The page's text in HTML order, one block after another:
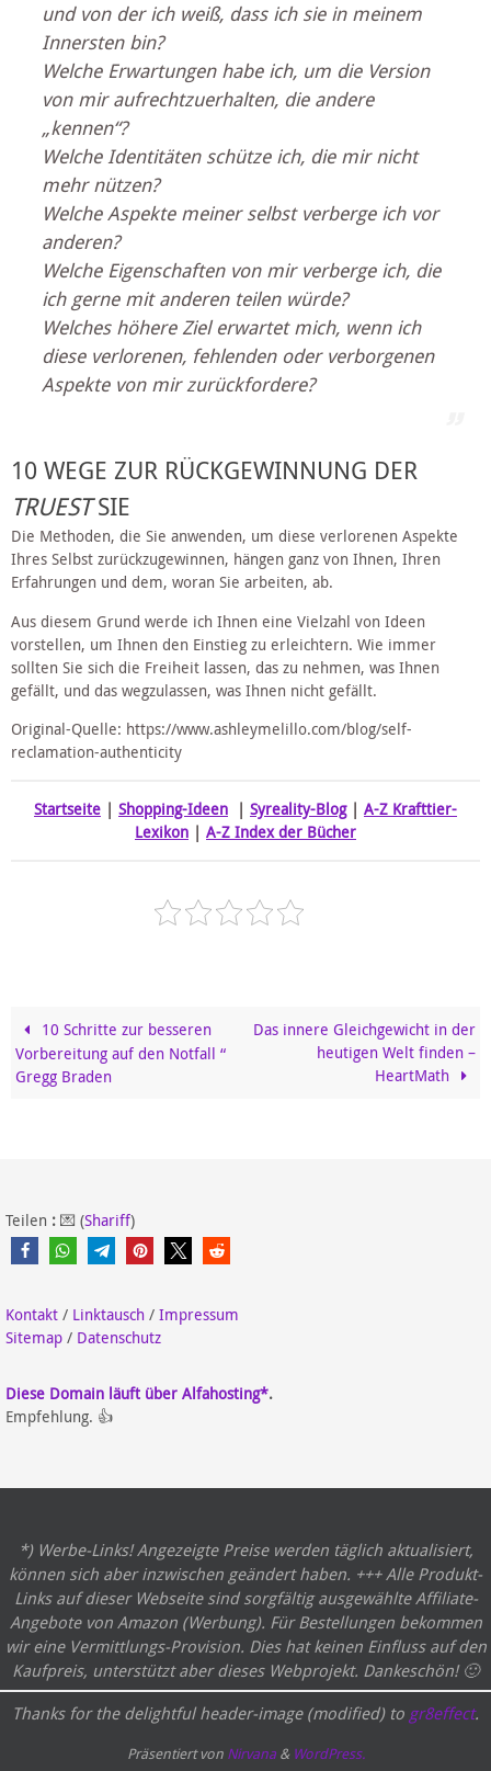
und von der ich weiß, dass ich sie in meinem
Innersten bin?
Welche Erwartungen habe ich, um die Version
von mir aufrechtzuerhalten, die andere
„kennen“?
Welche Identitäten schütze ich, die mir nicht
mehr nützen?
Welche Aspekte meiner selbst verberge ich vor
anderen?
Welche Eigenschaften von mir verberge ich, die
ich gerne mit anderen teilen würde?
Welches höhere Ziel erwartet mich, wenn ich
diese verlorenen, fehlenden oder verborgenen
Aspekte von mir zurückfordere?
TRUEST SIE
Die Methoden, die Sie anwenden, um diese verlorenen Aspekte
Ihres Selbst zurückzugewinnen, hängen ganz von Ihnen, Ihren
Erfahrungen und dem, woran Sie arbeiten, ab.
Aus diesem Grund werde ich Ihnen eine Vielzahl von Ideen
vorstellen, um Ihnen den Einstieg zu erleichtern. Wie immer
sollten Sie sich die Freiheit lassen, das zu nehmen, was Ihnen
gefällt, und das wegzulassen, was Ihnen nicht gefällt.
Original-Quelle: https://www.ashleymelillo.com/blog/self-
reclamation-authenticity
Startseite | Shopping-Ideen | Syreality-Blog| A-Z Krafttier-
Lexikon | A-Z Index der Bücher
10 Schritte zur besseren
Vorbereitung auf den Notfall “
Gregg Braden
Das innere Gleichgewicht in der
heutigen Welt finden –
HeartMath
Teilen : 💌 (Shariff)
Kontakt / Linktausch / Impressum
Sitemap / Datenschutz
Diese Domain läuft über Alfahosting*.
Empfehlung. 👍
*) Werbe-Links! Angezeigte Preise werden täglich aktualisiert,
können sich aber inzwischen geändert haben. +++ Alle Produkt-
Links auf dieser Webseite sind sorgfältig ausgewählte Affiliate-
Angebote von Amazon (Werbung). Für Bestellungen bekommen
wir eine Vermittlungs-Provision. Dies hat keinen Einfluss auf den
Kaufpreis, unterstützt aber dieses Webprojekt. Dankeschön! 🙂
Thanks for the delightful header-image (modified) to gr8effect.
Präsentiert von Nirvana& WordPress.